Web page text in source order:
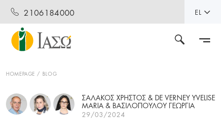
2106184000 EL
HOMEPAGE BLOG
ΣΑΛΑΚΟΣ ΧΡΗΣΤΟΣ & DE VERNEY YVELISE
MARIA & ΒΑΣΙΛΟΠΟΥΛΟΥ ΓΕΩΡΓΙΑ
29/03/2024